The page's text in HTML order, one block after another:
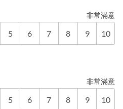
非常滿意
5 6 7 8 9 10
非常滿意
5 6 7 8 9 10